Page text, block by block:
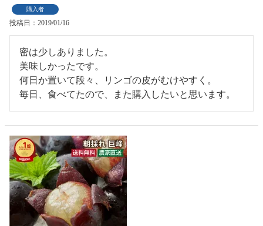
購入者
投稿日 2019/01/16
密は少しありました。
美味しかったです。
何日か置いて段々、リンゴの皮がむけやすく。
毎日、食べてたので、また購入したいと思います。